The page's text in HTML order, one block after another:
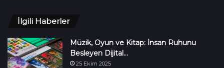
İlgili Haberler
Müzik, Oyun ve Kitap: İnsan Ruhunu
Besleyen Dijital…
25 Ekim 2025